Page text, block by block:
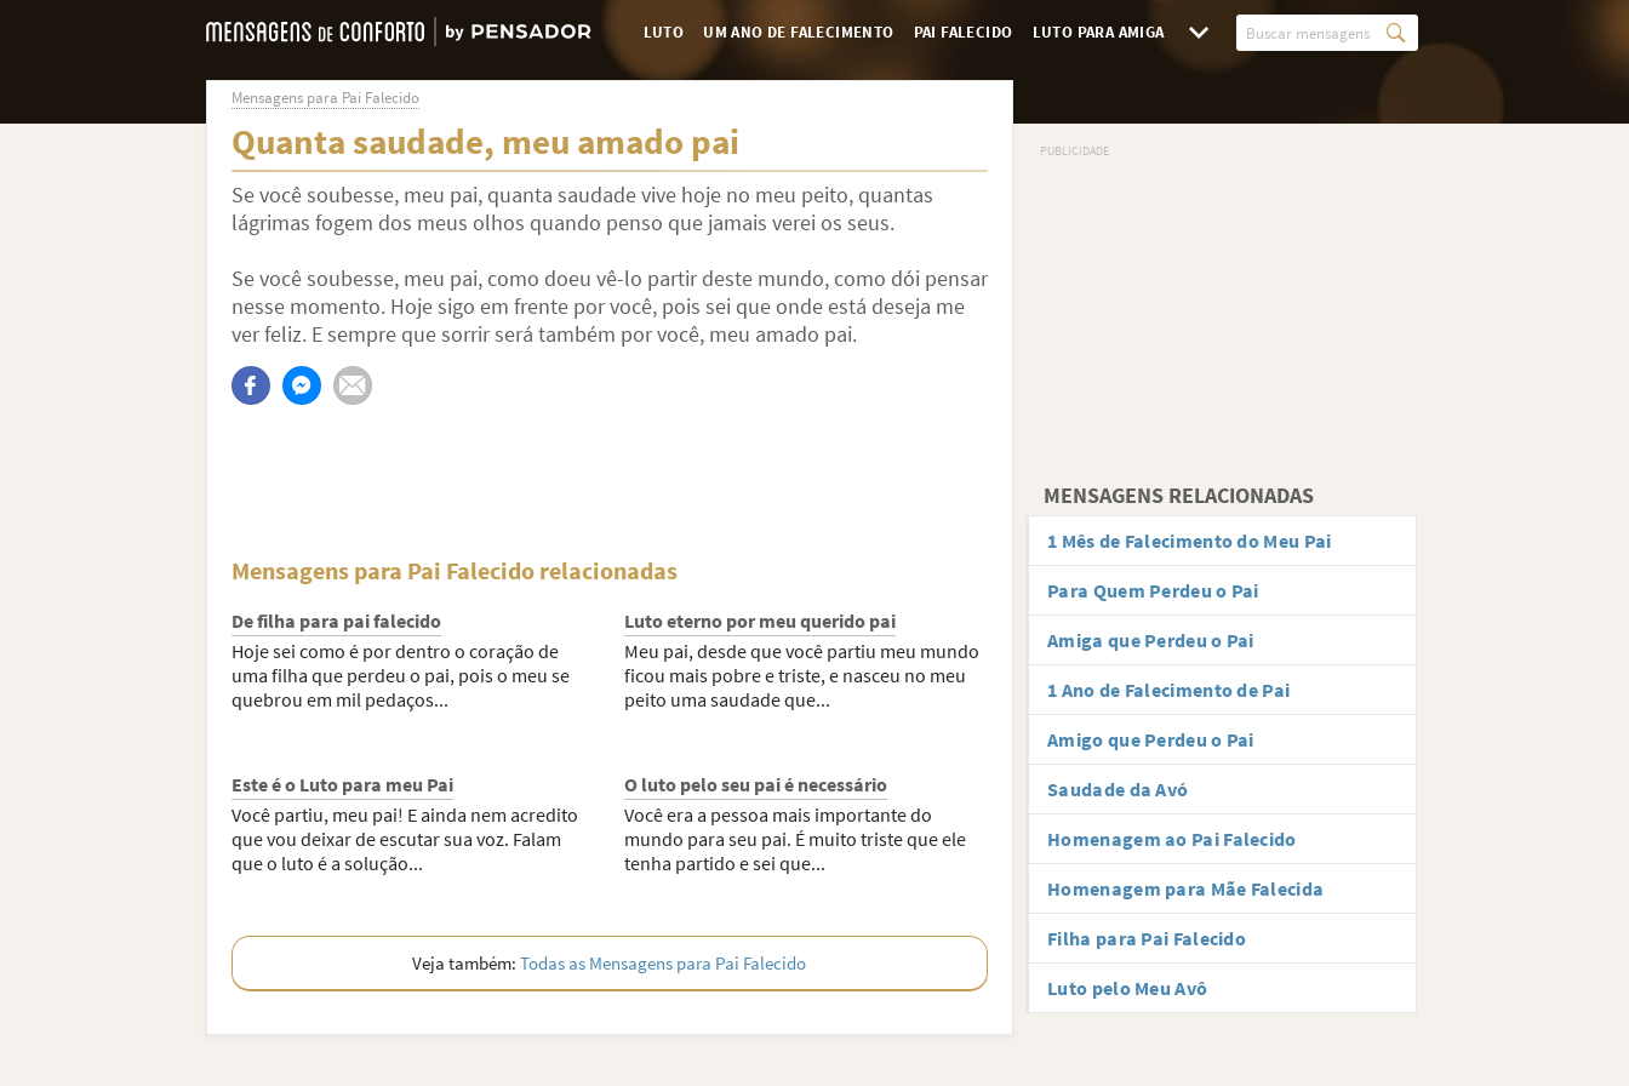
LUTO UM ANO DE FALECIMENTO PAI FALECIDO LUTO PARA AMIGA
Mensagens para Pai Falecido
Quanta saudade, meu amado pai
Se você soubesse, meu pai, quanta saudade vive hoje no meu peito, quantas
lágrimas fogem dos meus olhos quando penso que jamais verei os seus.
Se você soubesse, meu pai, como doeu vê-lo partir deste mundo, como dói pensar
nesse momento. Hoje sigo em frente por você, pois sei que onde está deseja me
ver feliz. E sempre que sorrir será também por você, meu amado pai.
Mensagens para Pai Falecido relacionadas
De filha para pai falecido
Hoje sei como é por dentro o coração de
uma filha que perdeu o pai, pois o meu se
quebrou em mil pedaços...
Luto eterno por meu querido pai
Meu pai, desde que você partiu meu mundo
ficou mais pobre e triste, e nasceu no meu
peito uma saudade que...
Este é o Luto para meu Pai
Você partiu, meu pai! E ainda nem acredito
que vou deixar de escutar sua voz. Falam
que o luto é a solução...
O luto pelo seu pai é necessário
Você era a pessoa mais importante do
mundo para seu pai. É muito triste que ele
tenha partido e sei que...
Veja também:Todas as Mensagens para Pai Falecido
MENSAGENS RELACIONADAS
1 Mês de Falecimento do Meu Pai
Para Quem Perdeu o Pai
Amiga que Perdeu o Pai
1 Ano de Falecimento de Pai
Amigo que Perdeu o Pai
Saudade da Avó
Homenagem ao Pai Falecido
Homenagem para Mãe Falecida
Filha para Pai Falecido
Luto pelo Meu Avô